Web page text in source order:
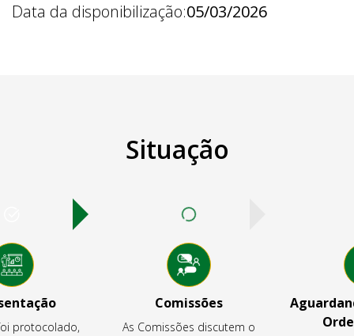
Data da disponibilização:05/03/2026
Situação
protocolado,
Comissões
As Comissões discutem o